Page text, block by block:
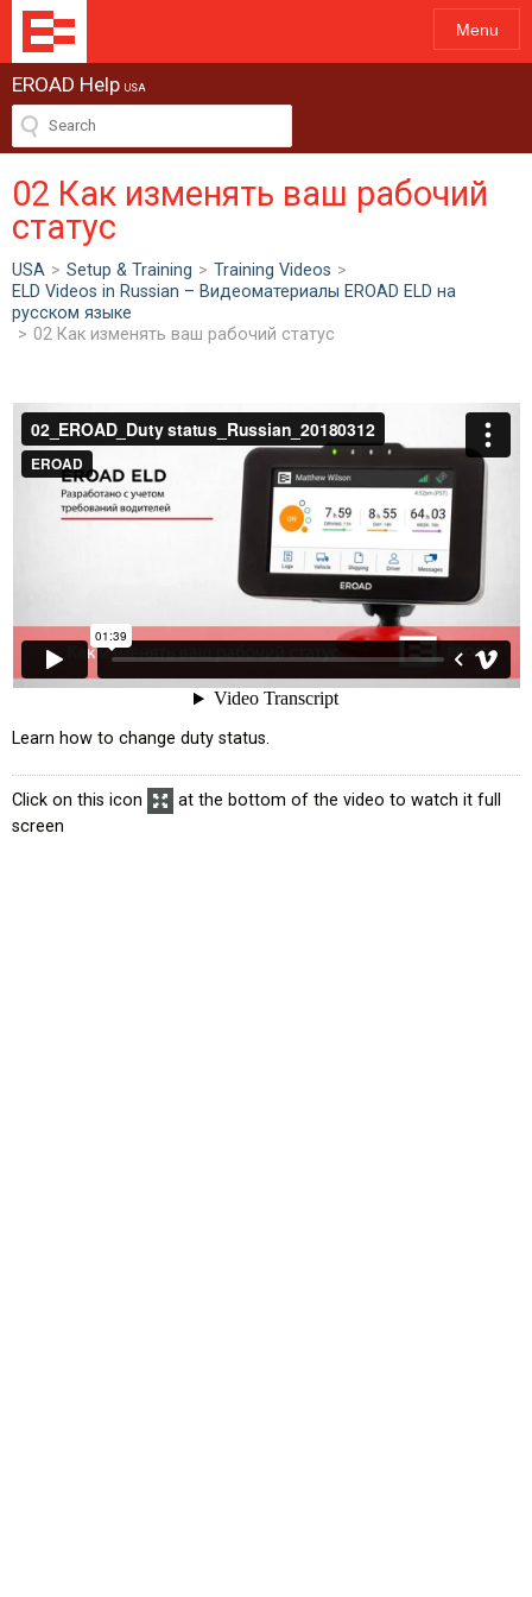
Menu
EROAD Help USA
02 Как изменять ваш рабочий
статус
USA > Setup & Training > Training Videos >
ELD Videos in Russian – Видеоматериалы EROAD ELD на
русском языке
> 02 Как изменять ваш рабочий статус
Learn how to change duty status.
Click on this icon
at the bottom of the video to watch it full
screen